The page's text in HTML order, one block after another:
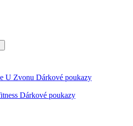
U Zvonu Dárkové poukazy
Dárkové poukazy